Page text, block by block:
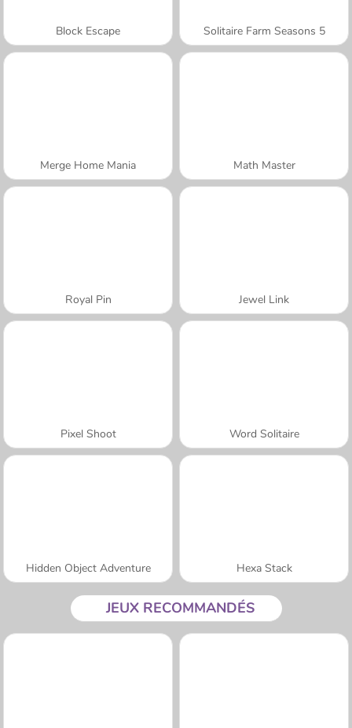
Block Escape Solitaire Farm Seasons 5
Merge Home Mania Math Master
Royal Pin Jewel Link
Pixel Shoot Word Solitaire
Hidden Object Adventure Hexa Stack
JEUX RECOMMANDÉS